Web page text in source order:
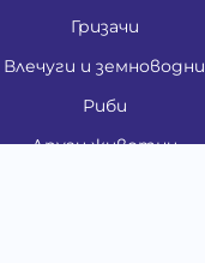
Гризачи
Влечуги и земноводни
Риби
Други животни